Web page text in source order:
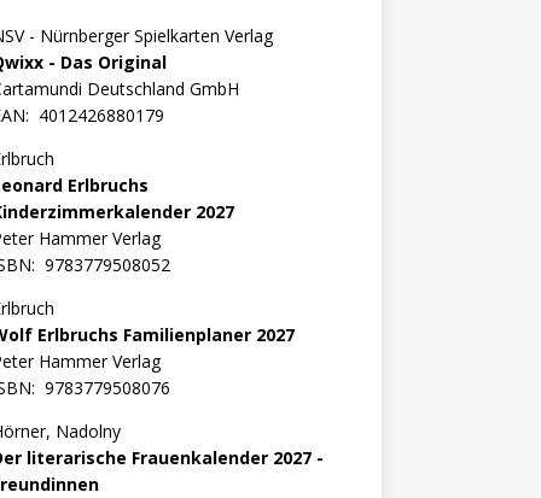
- Nürnberger Spielkarten Verlag
- Das Original
Deutschland GmbH
4012426880179
Erlbruchs
2027
Hammer Verlag
9783779508052
Erlbruchs Familienplaner 2027
Hammer Verlag
9783779508076
Nadolny
literarische Frauenkalender 2027 -